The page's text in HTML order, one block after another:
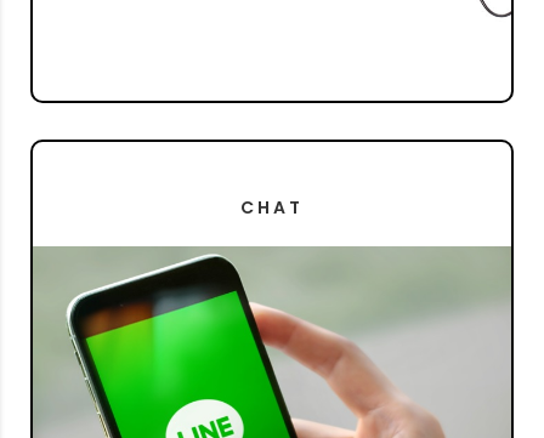
โทรเลย
CHAT